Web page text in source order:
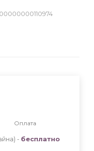
Оплата
- бесплатно